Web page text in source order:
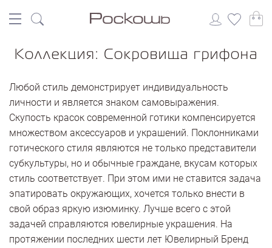
Коллекция: Сокровища грифона
Любой стиль демонстрирует индивидуальность
личности и является знаком самовыражения.
Скупость красок современной готики компенсируется
множеством аксессуаров и украшений. Поклонниками
готического стиля являются не только представители
субкультуры, но и обычные граждане, вкусам которых
стиль соответствует. При этом ими не ставится задача
эпатировать окружающих, хочется только внести в
свой образ яркую изюминку. Лучше всего с этой
задачей справляются ювелирные украшения. На
протяжении последних шести лет Ювелирный Бренд